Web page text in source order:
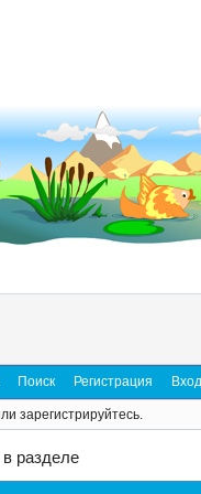
Поиск Регистрация Вход
зарегистрируйтесь.
разделе